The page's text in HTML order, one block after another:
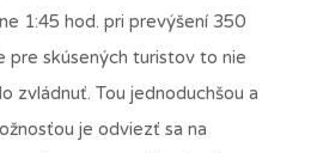
1:45 hod. pri prevýšení 350
pre skúsených turistov to nie
zvládnuť. Tou jednoduchšou a
je odviezť sa na